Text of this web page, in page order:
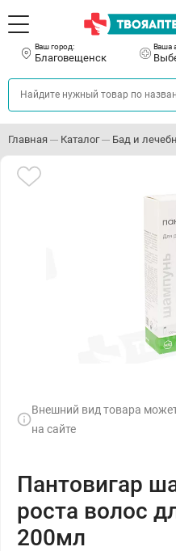
Ваш город:
Благовещенск
Ваша
Главная Каталог Бад и
Внешний вид товара
на сайте
Пантовигар
роста волос
200мл